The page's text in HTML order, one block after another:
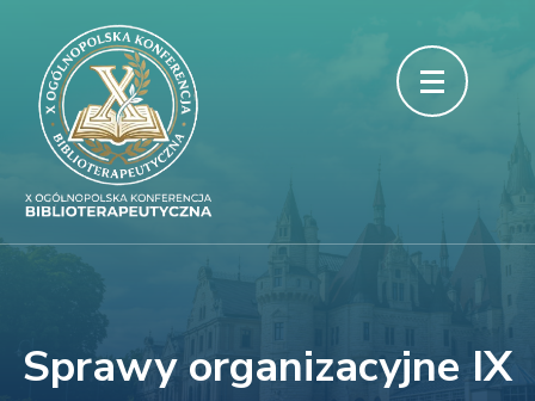
content
(Press
Sprawy organizacyjne IX